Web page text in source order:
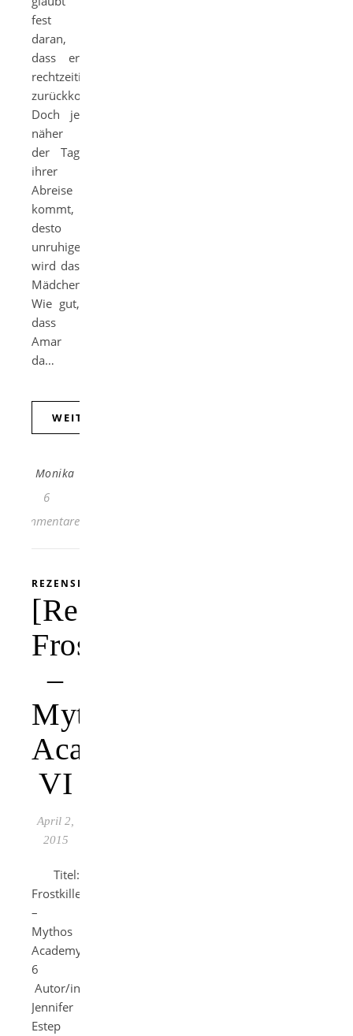
fest
daran,
dass er
rechtzeitig
zurückkommt.
Doch je
näher
der Tag
ihrer
Abreise
kommt,
desto
unruhiger
wird das
Mädchen.
Wie gut,
dass
Amar
da…
WEITERLESEN
Monika
6
Kommentare
REZENSION
[Rezension]
Frostkiller
–
Mythos
Academy
VI
April 2,
2015
Titel:
Frostkiller
–
Mythos
Academy
6
Autor/in:
Jennifer
Estep